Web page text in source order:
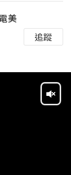
美
追蹤